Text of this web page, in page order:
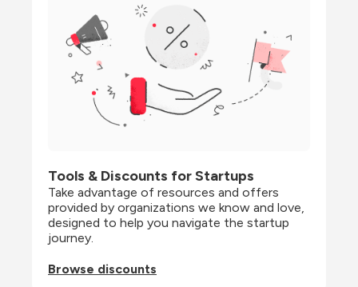
Tools & Discounts for Startups
Take advantage of resources and offers
provided by organizations we know and love,
designed to help you navigate the startup
journey.
Browse discounts